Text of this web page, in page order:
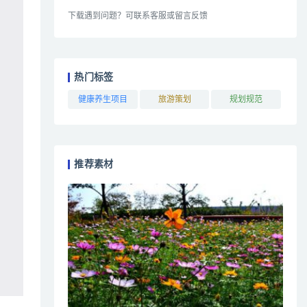
下载遇到问题？可联系客服或留言反馈
热门标签
健康养生项目 旅游策划 规划规范
推荐素材